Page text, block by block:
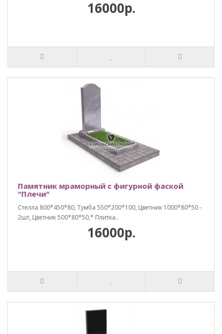
16000р.
Памятник мраморный с фигурной фаской
"Плечи"
Стелла 800*450*80, Тумба 550*200*100, Цветник 1000*80*50 -
2шт, Цветник 500*80*50,* Плитка..
16000р.